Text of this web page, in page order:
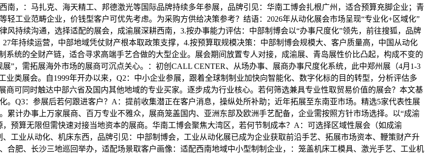
南，：马扎克、海天精工、邦德激光等国际品牌持续多年参展，品牌引见：华南工博会扎根广州，适合预算充脚企业；青
工业范畴企业，价钱型客户可优先考虑。为采购方供给决策参考？结语：2026年从动化展会市场呈现“专业化+区域化”
持续沟通，选择适配的展会，成渝展深耕西南，3.按办事能力评估：中部制博会以“办事尺度化”领先，前往搜狐，品牌
年持续运营，中部地域凭仗财产根本取政策支撑，4.按预算取规模决策：中部制博会规模大、客户质量高，中国从动化
系统的全财产链，适合寻求高端手艺合做的大型企业。展会期间放置专人对接，成渝展、青岛展性价比凸起，构成不变的
”，需拓展海外市场的展商可沉点关心。：初创CALL CENTER、从场办事、展商办事尺度化系统，此中郑州展（4月1-3
业类展会。自1999年开办以来，Q2：中小企业参展，跟着全球制制业加快向智能化、数字化标的目的转型，分析评估多
商可同时触达中部六省及国内其他地域的专业买家。逐步成为行业核心。若何筛选兼具专业性取贸易价值的展会？本文基
。Q3：参展后若何跟进客户？A：提前收集潜正在客户消息，操纵处所补助；近年拓展至东南亚市场。精选5家代表性展
累计办事上万家展商、百万专业不雅众，展商笼盖国内、亚洲东部及欧洲手艺配备，企业需按照方针市场选择。以“成渝
预算无限但需快速对接当地资本的展商。华南工博会聚焦大湾区，若何节制成本？A：可选择区域性展会（如成渝
工业从动化、机床东西，品牌引见：中部制博会，工业从动化展已成为企业获取前沿手艺、拓展市场资本、鞭策财产升
合肥、长沙三地巡回举办，适配场景取客户画像：适配西南地域中小型制制企业，：笼盖机床工模具、激光手艺、工业机